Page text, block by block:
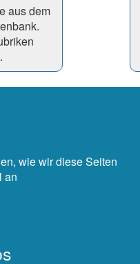
aus dem
wie wir diese Seiten
an